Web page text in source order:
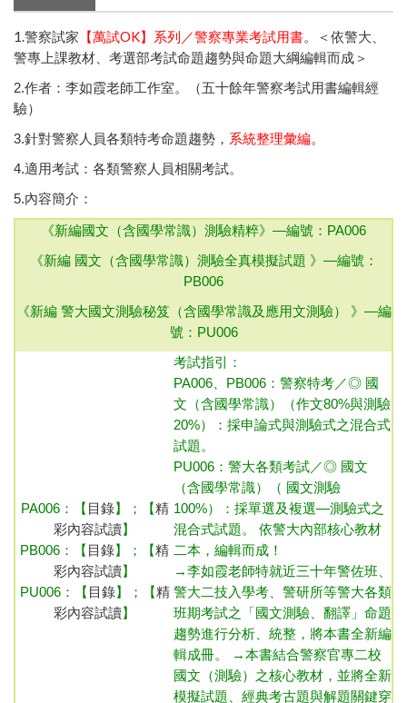
1.警察試家 【萬試OK】系列／警察專業考試用書。＜依警大、
警專上課教材、 考選部考試命題趨勢與命題大綱編輯而成＞
2.作者：李如霞老師工作室。（五十餘年警察考試用書編輯經
驗）
3.針對警察人員各類特考命題趨勢， 系統整理彙編。
4.適用考試：各類警察人員相關考試。
5.內容簡介：
《新編國文（含國學常識）測驗精粹》—編號：PA006
《新編 國文（含國學常識）測驗全真模擬試題 》—編號：
PB006
《新編 警大國文測驗秘笈（含國學常識及應用文測驗） 》—編
號：PU006
PA006： 【 目錄】；【精
彩內容試讀】
PB006：
【 目錄】；【精
彩內容試讀】
PU006：
【 目錄】；【精
彩內容試讀】
考試指引：
PA006、PB006： 警察特考／◎ 國
文 （含國學常識）
（作文80%與測驗
20%）：採申論式與測驗式之混合式
試題 。
PU006： 警大各類考試／◎ 國文
（含國學常識）
（ 國文測驗
100%）：採單選及複選—測驗式之
混合式試題 。 依警大內部核心教材
二本，編輯而成！
→李如霞老師特就近三十年警佐班、
警大二技入學考、警研所等警大各類
班期考試之「國文測驗、翻譯」命題
趨勢進行分析、統整，將本書全新編
輯成冊。
→本書結合警察官專二校
國文（測驗）之核心教材，並將全新
模擬試題、經典考古題與解題關鍵穿